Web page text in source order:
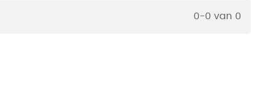
0-0 van 0